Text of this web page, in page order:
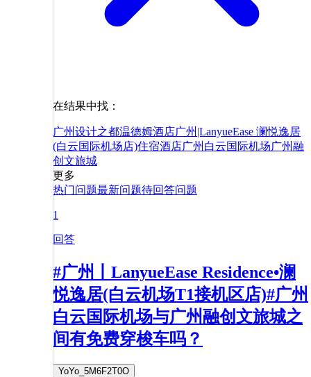
在结果中找：
广州设计之都温德姆酒店广州|LanyueEase 澜悦逸居
(白云国际机场店)住宿酒店广州白云国际机场广州融
创文旅城
更多
热门问题最新问题待回答问题
1
回答
#广州丨LanyueEase Residence•澜
悦逸居(白云机场T1接机区店)#广州
白云国际机场与广州融创文旅城之
间有免费穿梭车吗？
YoYo_5M6F2T0O